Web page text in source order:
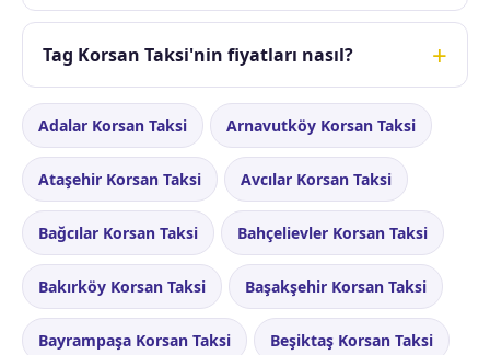
Tag Korsan Taksi'nin fiyatları nasıl?
Adalar Korsan Taksi Arnavutköy Korsan Taksi
Ataşehir Korsan Taksi Avcılar Korsan Taksi
Bağcılar Korsan Taksi Bahçelievler Korsan Taksi
Bakırköy Korsan Taksi Başakşehir Korsan Taksi
Bayrampaşa Korsan Taksi Beşiktaş Korsan Taksi